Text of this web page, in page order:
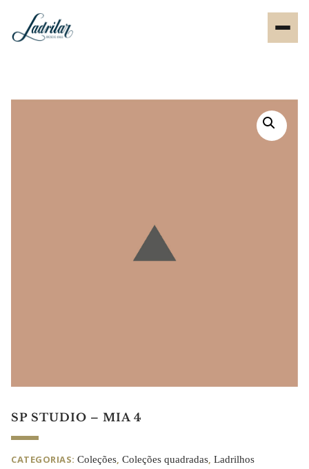
SP STUDIO – MIA 4
CATEGORIAS: Coleções, Coleções quadradas, Ladrilhos